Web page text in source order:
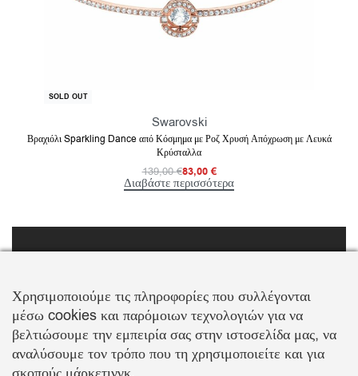
-40% OFF
SOLD OUT
Swarovski
Βραχιόλι Sparkling Dance από Κόσμημα με Ροζ Χρυσή Απόχρωση με Λευκά
Κρύσταλλα
139,00€83,00 €
Διαβάστε περισσότερα
Χρησιμοποιούμε τις πληροφορίες που συλλέγονται
μέσω cookies και παρόμοιων τεχνολογιών για να
βελτιώσουμε την εμπειρία σας στην ιστοσελίδα μας, να
αναλύσουμε τον τρόπο που τη χρησιμοποιείτε και για